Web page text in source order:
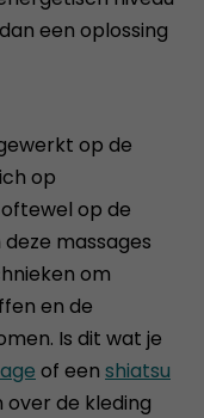
een oplossing
op de
op
op de
massages
om
en de
Is dit wat je
of een shiatsu
over de kleding